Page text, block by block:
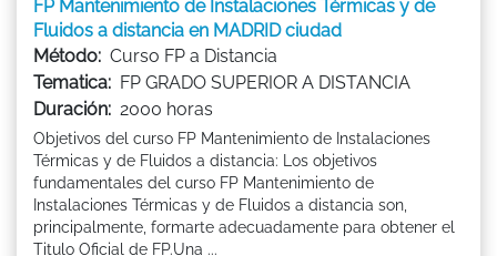
FP Mantenimiento de Instalaciones Térmicas y de
Fluidos a distancia en MADRID ciudad
Método: Curso FP a Distancia
Tematica: FP GRADO SUPERIOR A DISTANCIA
Duración: 2000 horas
Objetivos del curso FP Mantenimiento de Instalaciones
Térmicas y de Fluidos a distancia: Los objetivos
fundamentales del curso FP Mantenimiento de
Instalaciones Térmicas y de Fluidos a distancia son,
principalmente, formarte adecuadamente para obtener el
Titulo Oficial de FP.Una ...